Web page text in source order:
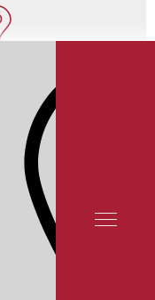
ТОРМОЗНЫХ ДИСКОВ
ОТЗЫВОВ